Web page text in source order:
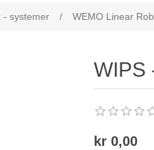
- systemer / WEMO Linear
WIPS
kr 0,00